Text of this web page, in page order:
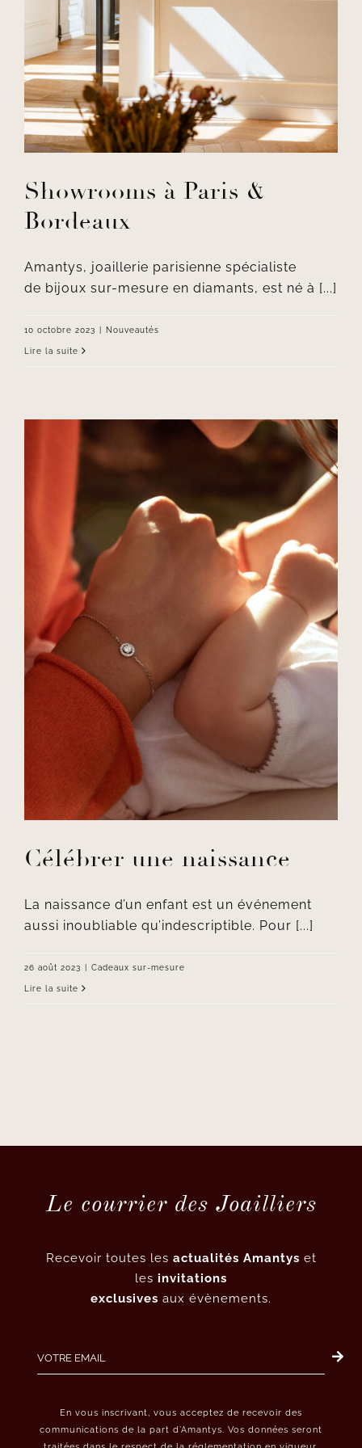
Showrooms à Paris &
Bordeaux
Amantys, joaillerie parisienne spécialiste
de bijoux sur-mesure en diamants, est né à [...]
10 octobre 2023 Nouveautés
Lire la suite
Célébrer une naissance
La naissance d’un enfant est un événement
aussi inoubliable qu’indescriptible. Pour [...]
26 août 2023 Cadeaux sur-mesure
Lire la suite
Le courrier des Joailliers
Recevoir toutes les actualités Amantys et
les invitations
exclusives aux évènements.
En vous inscrivant, vous acceptez de recevoir des
communications de la part d’Amantys. Vos données seront